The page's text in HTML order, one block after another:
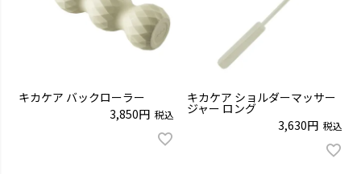
キカケア バックローラー
3,850
税込
キカケア ショルダーマッサー
ジャー ロング
3,630
税込